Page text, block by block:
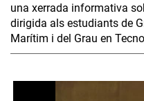
una xerrada informativa
dirigida als estudiants de
Marítim i del Grau en